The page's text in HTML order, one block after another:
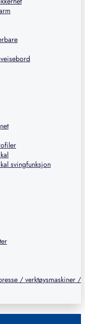
svingfunksjon
/ verktøysmaskiner /